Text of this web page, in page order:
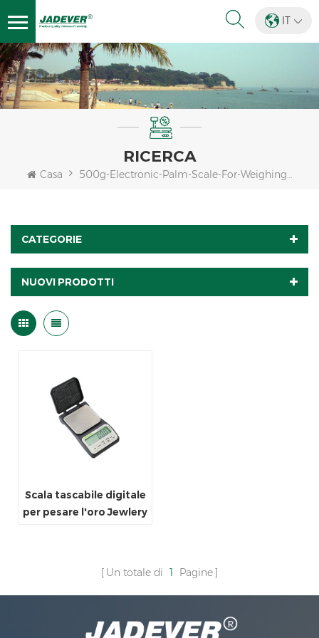
IT
RICERCA
Casa 500g-Electronic-Palm-Scale-For-Weighing-Jewelry
CATEGORIE
NUOVI PRODOTTI
Scala tascabile digitale
per pesare l'oro Jewlery
Un totale di 1 Pagine